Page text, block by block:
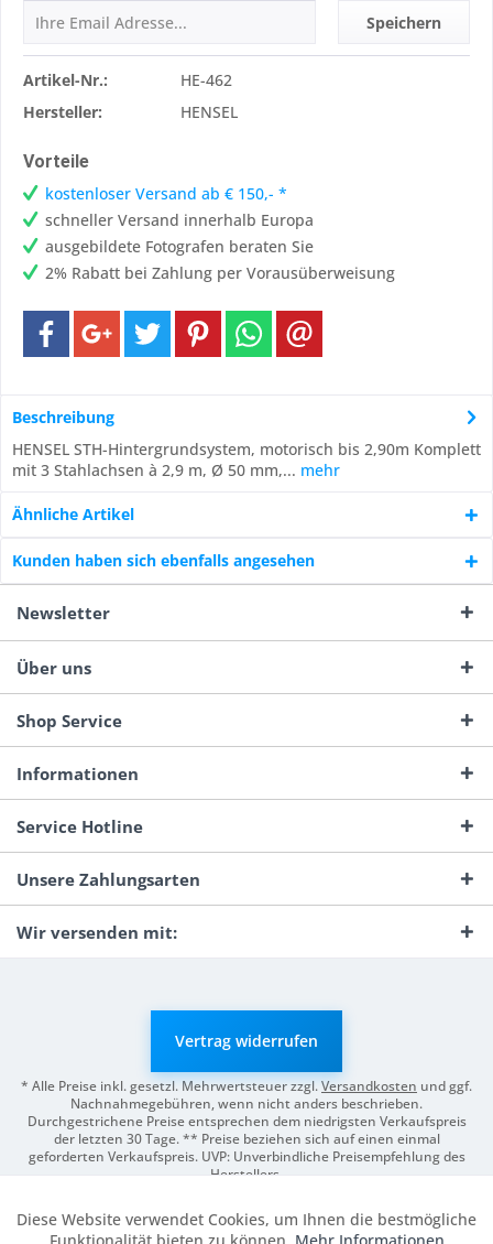
Speichern
Artikel-Nr.:
HE-462
Hersteller:
HENSEL
Vorteile
kostenloser Versand ab € 150,- *
schneller Versand innerhalb Europa
ausgebildete Fotografen beraten Sie
2% Rabatt bei Zahlung per Vorausüberweisung
Beschreibung
HENSEL STH-Hintergrundsystem, motorisch bis 2,90m Komplett
mit 3 Stahlachsen à 2,9 m, Ø 50 mm,... mehr
Ähnliche Artikel
Kunden haben sich ebenfalls angesehen
Newsletter
Über uns
Shop Service
Informationen
Service Hotline
Unsere Zahlungsarten
Wir versenden mit:
Vertrag widerrufen
* Alle Preise inkl. gesetzl. Mehrwertsteuer zzgl.Versandkosten und ggf.
Nachnahmegebühren, wenn nicht anders beschrieben.
Durchgestrichene Preise entsprechen dem niedrigsten Verkaufspreis
der letzten 30 Tage. ** Preise beziehen sich auf einen einmal
geforderten Verkaufspreis. UVP: Unverbindliche Preisempfehlung des
Herstellers.
Funktionale Aktiv
Diese Website verwendet Cookies, um Ihnen die bestmögliche